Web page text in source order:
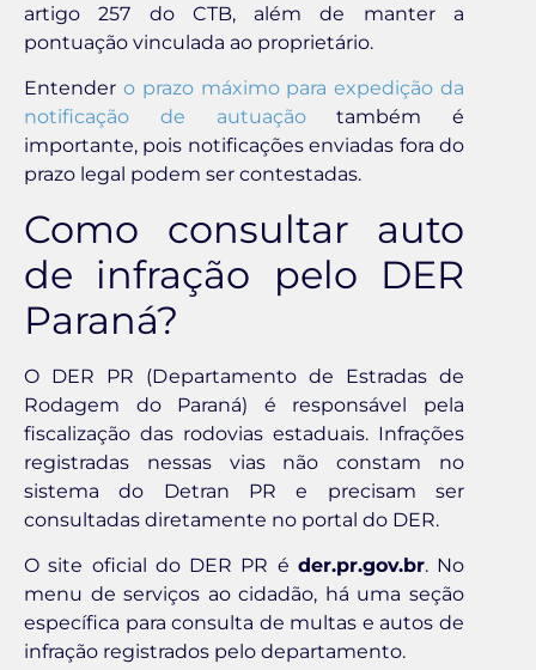
artigo 257 do CTB, além de manter a
pontuação vinculada ao proprietário.
Entender o prazo máximo para expedição da
notificação de autuaçãotambém é
importante, pois notificações enviadas fora do
prazo legal podem ser contestadas.
Como consultar auto
de infração pelo DER
Paraná?
O DER PR (Departamento de Estradas de
Rodagem do Paraná) é responsável pela
fiscalização das rodovias estaduais. Infrações
registradas nessas vias não constam no
sistema do Detran PR e precisam ser
consultadas diretamente no portal do DER.
O site oficial do DER PR é der.pr.gov.br. No
menu de serviços ao cidadão, há uma seção
específica para consulta de multas e autos de
infração registrados pelo departamento.